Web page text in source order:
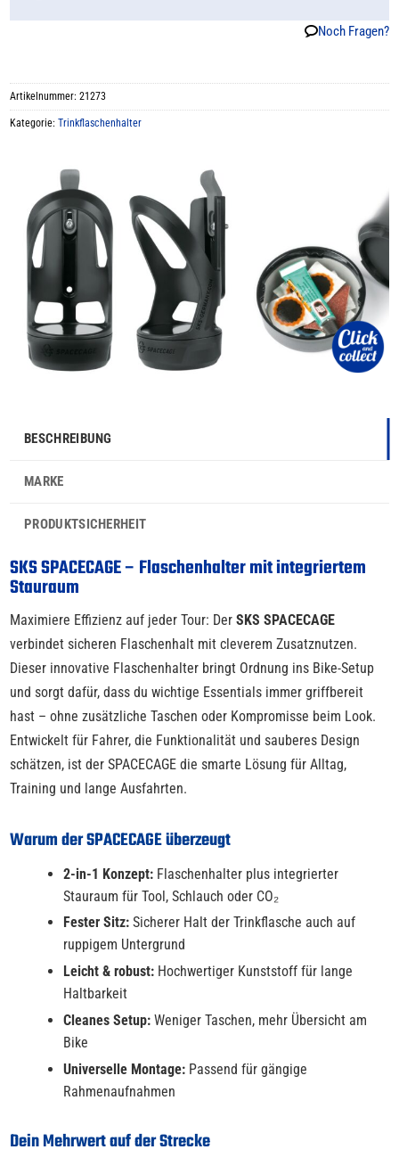
BESCHREIBUNG
MARKE
PRODUKTSICHERHEIT
SKS SPACECAGE – Flaschenhalter mit integriertem
Stauraum
Maximiere Effizienz auf jeder Tour: DerSKS SPACECAGE
verbindet sicheren Flaschenhalt mit cleverem Zusatznutzen.
Dieser innovative Flaschenhalter bringt Ordnung ins Bike-Setup
und sorgt dafür, dass du wichtige Essentials immer griffbereit
hast – ohne zusätzliche Taschen oder Kompromisse beim Look.
Entwickelt für Fahrer, die Funktionalität und sauberes Design
schätzen, ist der SPACECAGE die smarte Lösung für Alltag,
Training und lange Ausfahrten.
Warum der SPACECAGE überzeugt
2-in-1 Konzept:Flaschenhalter plus integrierter
Stauraum für Tool, Schlauch oder CO₂
Fester Sitz:Sicherer Halt der Trinkflasche auch auf
ruppigem Untergrund
Leicht & robust:Hochwertiger Kunststoff für lange
Haltbarkeit
Cleanes Setup:Weniger Taschen, mehr Übersicht am
Bike
Universelle Montage:Passend für gängige
Rahmenaufnahmen
Dein Mehrwert auf der Strecke
Noch Fragen?
Artikelnummer:21273
Kategorie:Trinkflaschenhalter